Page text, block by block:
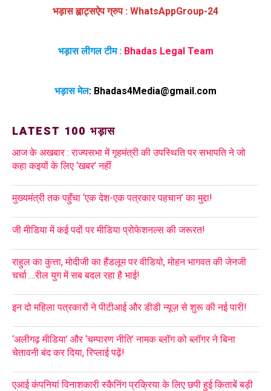
भड़ास ह्वाट्सऐप ग्रुप : WhatsAppGroup-24
भड़ास लीगल टीम : Bhadas Legal Team
भड़ास मेल: Bhadas4Media@gmail.com
LATEST 100 भड़ास
आज के अखबार : राज्यसभा में गृहमंत्री की उपस्थिति पर सभापति ने जो
कहा कइयों के लिए ‘खबर’ नहीं
मुख्यमंत्री तक पहुँचा ‘एक देश-एक पत्रकार पहचान’ का मुद्दा!
जी मीडिया में कई पदों पर मीडिया प्रोफेशनल्स की जरूरत!
राहुल का कुत्ता, मोदीजी का हैंडलूम पर वीडियो, मोहन भागवत की जेनजी
चर्चा …रील युग में सब बदल रहा है भाई!
इन दो महिला पत्रकारों ने पीटीआई और डीडी न्यूज़ से शुरू की नई पारी!
‘अलीगढ़ मीडिया’ और ‘चम्पारण नीति’ नामक ब्लॉग को ब्लॉगर ने बिना
चेतावनी बंद कर दिया, रिप्लाई पढ़ें!
एआई कंपनियां विनाशकारी स्कैनिंग प्रक्रिया के लिए छपी हुई किताबें बड़ी